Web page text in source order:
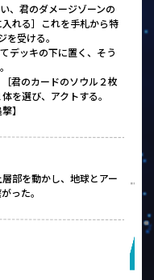
、君のダメージゾーンの
れる］これを手札から特
受ける。
デッキの下に置く、そう
君のカードのソウル２枚
を選び、アクトする。
】
部を動かし、地球とアー
った。